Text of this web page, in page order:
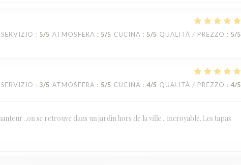
SERVIZIO : 5/5 ATMOSFERA : 5/5 CUCINA : 5/5 QUALITÀ / PREZZO : 5/5
SERVIZIO : 3/5 ATMOSFERA : 5/5 CUCINA : 4/5 QUALITÀ / PREZZO : 4/5
..on se retrouve dans un jardin hors de la ville .. incroyable. Les tapas